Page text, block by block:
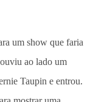
um show que faria
ao lado um
Taupin e entrou.